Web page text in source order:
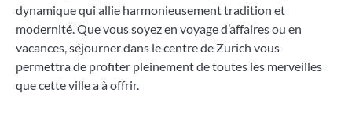
dynamique qui allie harmonieusement tradition et
modernité. Que vous soyez en voyage d’affaires ou en
vacances, séjourner dans le centre de Zurich vous
permettra de profiter pleinement de toutes les merveilles
que cette ville a à offrir.